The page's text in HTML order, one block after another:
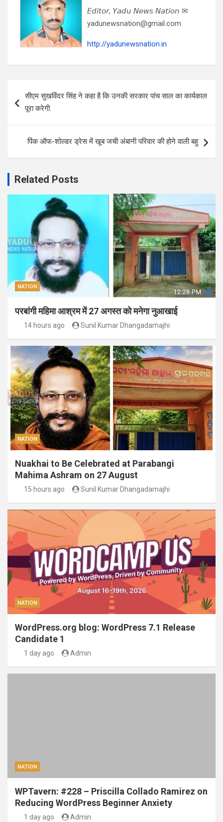
𝘌𝘥𝘪𝘵𝘰𝘳, 𝘠𝘢𝘥𝘶 𝘕𝘦𝘸𝘴 𝘕𝘢𝘵𝘪𝘰𝘯 ✉
yadunewsnation@gmail.com
http://yadunewsnation.in
navigation
सीएम सुखविंदर सिंह ने कहा है कि उनकी सरकार पांच साल का कार्यकाल
पूरा करेगी.
पिंक ऑफ-शोल्डर ड्रेस में खूब जची अंबानी परिवार की होने वाली बहु
Related Posts
NATION
परबांगी महिमा आश्रम में 27 अगस्त को मनेगा नुआखाई
14 hours ago Sunil Kumar Dhangadamajhi
NATION
Nuakhai to Be Celebrated at Parabangi
Mahima Ashram on 27 August
15 hours ago Sunil Kumar Dhangadamajhi
NATION
WordPress.org blog: WordPress 7.1 Release
Candidate 1
1 day ago Admin
NATION
WPTavern: #228 – Priscilla Collado Ramirez on
Reducing WordPress Beginner Anxiety
1 day ago Admin